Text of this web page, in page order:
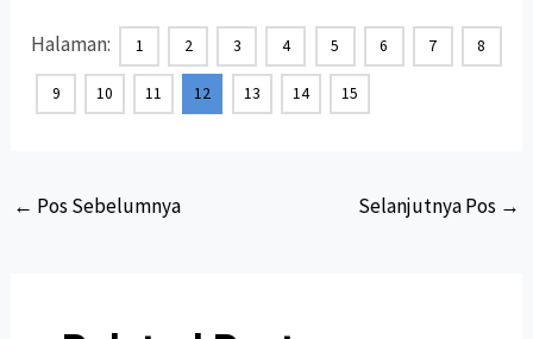
Halaman: 1 2 3 4 5 6 7 8
9 10 11 12 13 14 15
Post
← Pos Sebelumnya Selanjutnya Pos →